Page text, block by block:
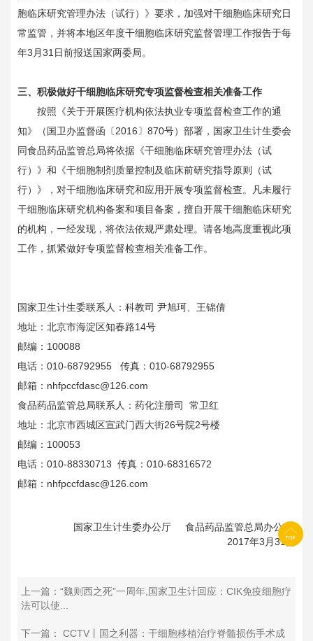
胞临床研究管理办法（试行）》要求，加强对干细胞临床研究日
常监管，并将本地区年度干细胞临床研究监督管理工作报告于每
年3月31日前报送国家两委局。
三、积极做好干细胞临床研究专项监督检查相关准备工作
按照《关于开展医疗机构依法执业专项监督检查工作的通
知》（国卫办监督函〔2016〕870号）部署，国家卫生计生委会
同食品药品监管总局将依据《干细胞临床研究管理办法（试
行）》和《干细胞制剂质量控制及临床前研究指导原则（试
行）》，对干细胞临床研究和应用开展专项监督检查。凡未履行
干细胞临床研究机构备案和项目备案，擅自开展干细胞临床研究
的机构，一经发现，将依法依规严肃处理。请各地高度重视此项
工作，抓紧做好专项监督检查相关准备工作。
国家卫生计生委联系人：科教司 尹旭珂、王锦倩
地址：北京市海淀区知春路14号
邮编：100088
电话：010-68792955 传真：010-68792955
邮箱：nhfpccfdasc@126.com
食品药品监管总局联系人：药化注册司 常卫红
地址：北京市西城区宣武门西大街26号院2号楼
邮编：100053
电话：010-88330713 传真：010-68316572
邮箱：nhfpccfdasc@126.com
国家卫生计生委办公厅 食品药品监管总局办公厅
2017年3月31日
上一篇：“魏则西之死”一周年,国家卫生计回应：CIK免疫细胞疗
法可以使...
下一篇： CCTV丨国之利器：干细胞移植治疗脊髓损伤手术成